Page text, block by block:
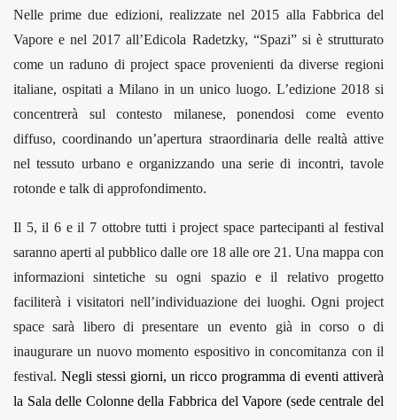
Nelle prime due edizioni, realizzate nel 2015 alla Fabbrica del
Vapore e nel 2017 all’Edicola Radetzky, “Spazi” si è strutturato
come un raduno di project space provenienti da diverse regioni
italiane, ospitati a Milano in un unico luogo. L’edizione 2018 si
concentrerà sul contesto milanese, ponendosi come evento
diffuso, coordinando un’apertura straordinaria delle realtà attive
nel tessuto urbano e organizzando una serie di incontri, tavole
rotonde e talk di approfondimento.
Il 5, il 6 e il 7 ottobre tutti i project space partecipanti al festival
saranno aperti al pubblico dalle ore 18 alle ore 21. Una mappa con
informazioni sintetiche su ogni spazio e il relativo progetto
faciliterà i visitatori nell’individuazione dei luoghi. Ogni project
space sarà libero di presentare un evento già in corso o di
inaugurare un nuovo momento espositivo in concomitanza con il
festival. Negli stessi giorni, un ricco programma di eventi attiverà
la Sala delle Colonne della Fabbrica del Vapore (sede centrale del